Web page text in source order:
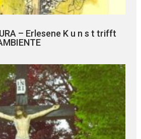
– Erlesene K u n s t trifft